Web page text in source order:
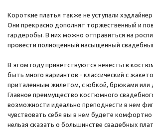
Короткие платья также не уступали
Они прекрасно дополнят торжественный и
гардеробы. В них можно отправиться на
провести полноценный насыщенный
В этом году приветствуются невесты в
быть много вариантов - классический с
приталенным жилетом, с юбкой, брюками
Главное преимущество костюмного
возможности идеально преподнести в нем
чувствовать себя вы в нем будете комфортно
нельзя сказать о большинстве свадебных